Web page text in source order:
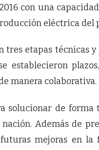
con una
eléctrica del
tres etapas técnicas
establecieron
manera colaborativa.
solucionar de forma
Además de
mejoras en la